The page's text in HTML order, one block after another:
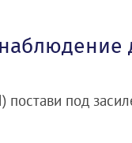
постави под